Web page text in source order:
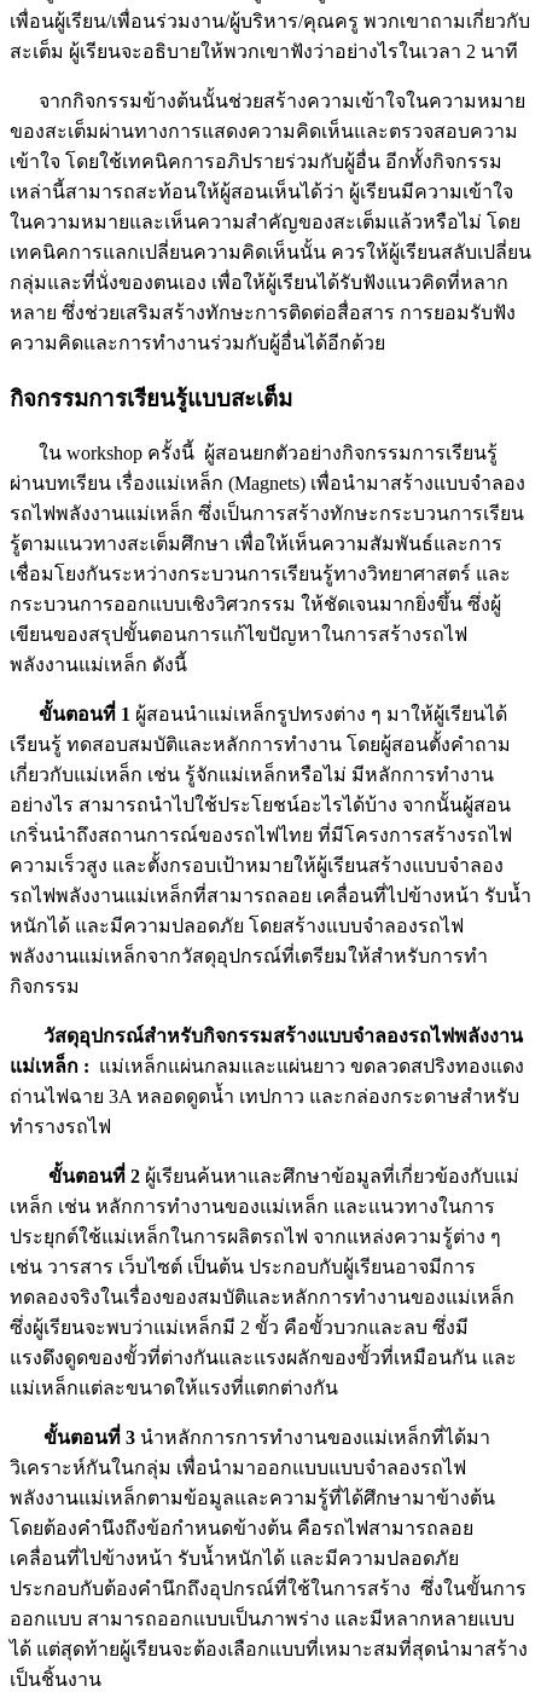
เพื่อนผู้เรียน/เพื่อนร่วมงาน/ผู้บริหาร/คุณครู พวกเขาถามเกี่ยวกับ
สะเต็ม ผู้เรียนจะอธิบายให้พวกเขาฟังว่าอย่างไรในเวลา 2 นาที
จากกิจกรรมข้างต้นนั้นช่วยสร้างความเข้าใจในความหมาย
ของสะเต็มผ่านทางการแสดงความคิดเห็นและตรวจสอบความ
เข้าใจ โดยใช้เทคนิคการอภิปรายร่วมกับผู้อื่น อีกทั้งกิจกรรม
เหล่านี้สามารถสะท้อนให้ผู้สอนเห็นได้ว่า ผู้เรียนมีความเข้าใจ
ในความหมายและเห็นความสำคัญของสะเต็มแล้วหรือไม่ โดย
เทคนิคการแลกเปลี่ยนความคิดเห็นนั้น ควรให้ผู้เรียนสลับเปลี่ยน
กลุ่มและที่นั่งของตนเอง เพื่อให้ผู้เรียนได้รับฟังแนวคิดที่หลาก
หลาย ซึ่งช่วยเสริมสร้างทักษะการติดต่อสื่อสาร การยอมรับฟัง
ความคิดและการทำงานร่วมกับผู้อื่นได้อีกด้วย
กิจกรรมการเรียนรู้แบบสะเต็ม
ใน workshop ครั้งนี้ ผู้สอนยกตัวอย่างกิจกรรมการเรียนรู้
ผ่านบทเรียน เรื่องแม่เหล็ก (Magnets) เพื่อนำมาสร้างแบบจำลอง
รถไฟพลังงานแม่เหล็ก ซึ่งเป็นการสร้างทักษะกระบวนการเรียน
รู้ตามแนวทางสะเต็มศึกษา เพื่อให้เห็นความสัมพันธ์และการ
เชื่อมโยงกันระหว่างกระบวนการเรียนรู้ทางวิทยาศาสตร์ และ
กระบวนการออกแบบเชิงวิศวกรรม ให้ชัดเจนมากยิ่งขึ้น ซึ่งผู้
เขียนของสรุปขั้นตอนการแก้ไขปัญหาในการสร้างรถไฟ
พลังงานแม่เหล็ก ดังนี้
ขั้นตอนที่ 1 ผู้สอนนำแม่เหล็กรูปทรงต่าง ๆ มาให้ผู้เรียนได้
เรียนรู้ ทดสอบสมบัติและหลักการทำงาน โดยผู้สอนตั้งคำถาม
เกี่ยวกับแม่เหล็ก เช่น รู้จักแม่เหล็กหรือไม่ มีหลักการทำงาน
อย่างไร สามารถนำไปใช้ประโยชน์อะไรได้บ้าง จากนั้นผู้สอน
เกริ่นนำถึงสถานการณ์ของรถไฟไทย ที่มีโครงการสร้างรถไฟ
ความเร็วสูง และตั้งกรอบเป้าหมายให้ผู้เรียนสร้างแบบจำลอง
รถไฟพลังงานแม่เหล็กที่สามารถลอย เคลื่อนที่ไปข้างหน้า รับน้ำ
หนักได้ และมีความปลอดภัย โดยสร้างแบบจำลองรถไฟ
พลังงานแม่เหล็กจากวัสดุอุปกรณ์ที่เตรียมให้สำหรับการทำ
กิจกรรม
วัสดุอุปกรณ์สำหรับกิจกรรมสร้างแบบจำลองรถไฟพลังงาน
แม่เหล็ก : แม่เหล็กแผ่นกลมและแผ่นยาว ขดลวดสปริงทองแดง
ถ่านไฟฉาย 3A หลอดดูดน้ำ เทปกาว และกล่องกระดาษสำหรับ
ทำรางรถไฟ
ขั้นตอนที่ 2 ผู้เรียนค้นหาและศึกษาข้อมูลที่เกี่ยวข้องกับแม่
เหล็ก เช่น หลักการทำงานของแม่เหล็ก และแนวทางในการ
ประยุกต์ใช้แม่เหล็กในการผลิตรถไฟ จากแหล่งความรู้ต่าง ๆ
เช่น วารสาร เว็บไซต์ เป็นต้น ประกอบกับผู้เรียนอาจมีการ
ทดลองจริงในเรื่องของสมบัติและหลักการทำงานของแม่เหล็ก
ซึ่งผู้เรียนจะพบว่าแม่เหล็กมี 2 ขั้ว คือขั้วบวกและลบ ซึ่งมี
แรงดึงดูดของขั้วที่ต่างกันและแรงผลักของขั้วที่เหมือนกัน และ
แม่เหล็กแต่ละขนาดให้แรงที่แตกต่างกัน
ขั้นตอนที่ 3 นำหลักการการทำงานของแม่เหล็กที่ได้มา
วิเคราะห์กันในกลุ่ม เพื่อนำมาออกแบบแบบจำลองรถไฟ
พลังงานแม่เหล็กตามข้อมูลและความรู้ที่ได้ศึกษามาข้างต้น
โดยต้องคำนึงถึงข้อกำหนดข้างต้น คือรถไฟสามารถลอย
เคลื่อนที่ไปข้างหน้า รับน้ำหนักได้ และมีความปลอดภัย
ประกอบกับต้องคำนึกถึงอุปกรณ์ที่ใช้ในการสร้าง ซึ่งในขั้นการ
ออกแบบ สามารถออกแบบเป็นภาพร่าง และมีหลากหลายแบบ
ได้ แต่สุดท้ายผู้เรียนจะต้องเลือกแบบที่เหมาะสมที่สุดนำมาสร้าง
เป็นชิ้นงาน